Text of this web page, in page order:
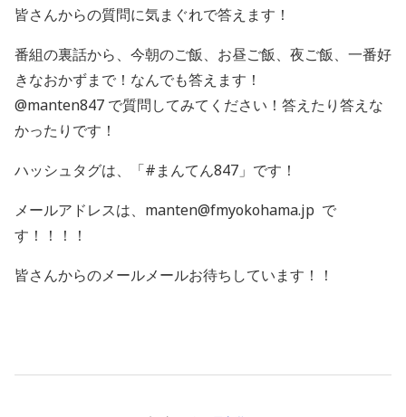
皆さんからの質問に気まぐれで答えます！
番組の裏話から、今朝のご飯、お昼ご飯、夜ご飯、一番好
きなおかずまで！なんでも答えます！
@manten847 で質問してみてください！答えたり答えな
かったりです！
ハッシュタグは、「#まんてん847」です！
メールアドレスは、manten@fmyokohama.jp で
す！！！！
皆さんからのメールメールお待ちしています！！